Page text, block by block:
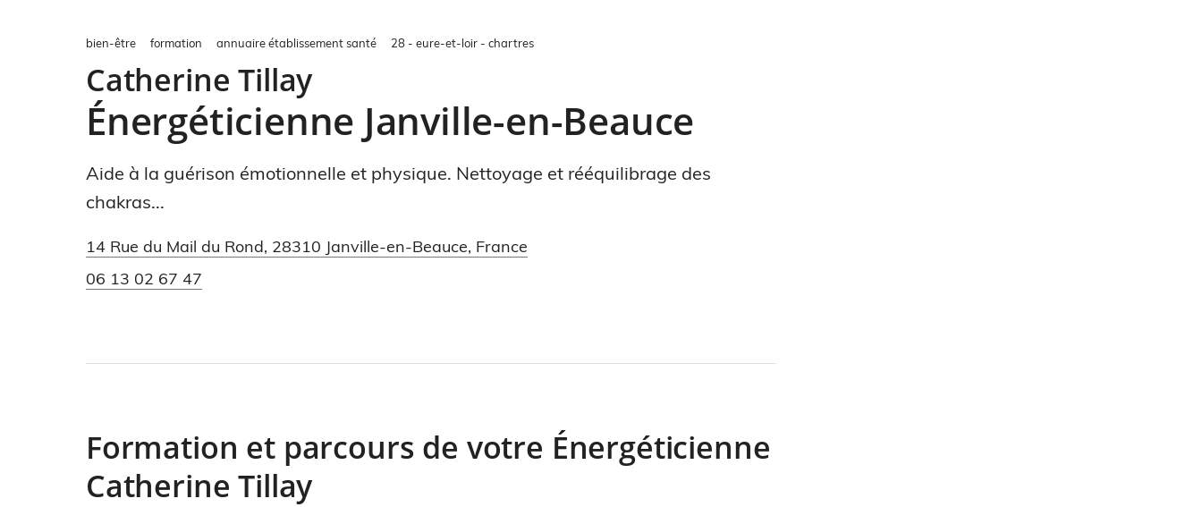
bien-être formation annuaire établissement santé 28 - eure-et-loir - chartres
Catherine Tillay
Énergéticienne Janville-en-Beauce
Aide à la guérison émotionnelle et physique. Nettoyage et rééquilibrage des
chakras...
14 Rue du Mail du Rond, 28310 Janville-en-Beauce, France
06 13 02 67 47
Formation et parcours de votre Énergéticienne
Catherine Tillay